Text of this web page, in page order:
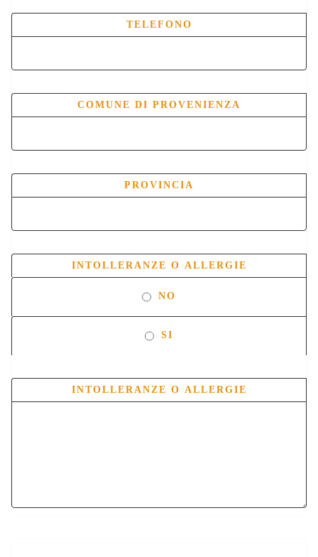
TELEFONO
COMUNE DI PROVENIENZA
PROVINCIA
INTOLLERANZE O ALLERGIE
NO
SI
INTOLLERANZE O ALLERGIE